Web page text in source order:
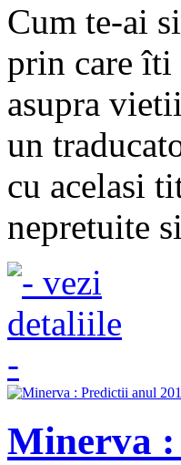
Cum te-ai
prin care îti
asupra
un
cu acelasi
nepretuite
Minerva :